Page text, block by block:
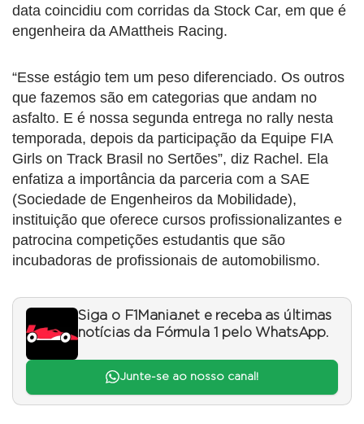
data coincidiu com corridas da Stock Car, em que é
engenheira da AMattheis Racing.
“Esse estágio tem um peso diferenciado. Os outros
que fazemos são em categorias que andam no
asfalto. E é nossa segunda entrega no rally nesta
temporada, depois da participação da Equipe FIA
Girls on Track Brasil no Sertões”, diz Rachel. Ela
enfatiza a importância da parceria com a SAE
(Sociedade de Engenheiros da Mobilidade),
instituição que oferece cursos profissionalizantes e
patrocina competições estudantis que são
incubadoras de profissionais de automobilismo.
Siga o F1Mania.net e receba as últimas
notícias da Fórmula 1 pelo WhatsApp.
Junte-se ao nosso canal!